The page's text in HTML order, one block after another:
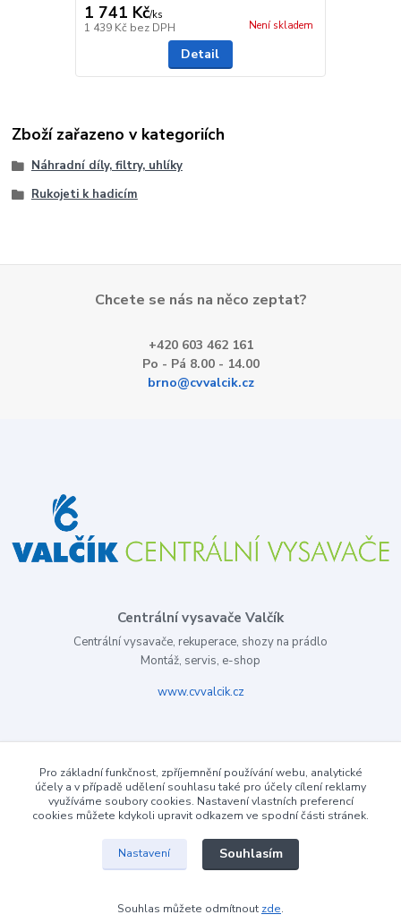
1 741 Kč/ks
1 439 Kč bez DPH Není skladem
Detail
Zboží zařazeno v kategoriích
Náhradní díly, filtry, uhlíky
Rukojeti k hadicím
Chcete se nás na něco zeptat?
+420 603 462 161
Po - Pá 8.00 - 14.00
brno@cvvalcik.cz
Centrální vysavače Valčík
Centrální vysavače, rekuperace, shozy na prádlo
Montáž, servis, e-shop
www.cvvalcik.cz
Pro základní funkčnost, zpříjemnění používání webu, analytické
účely a v případě udělení souhlasu také pro účely cílení reklamy
využíváme soubory cookies. Nastavení vlastních preferencí
cookies můžete kdykoli upravit odkazem ve spodní části stránek.
Nastavení Souhlasím
Souhlas můžete odmítnout zde.